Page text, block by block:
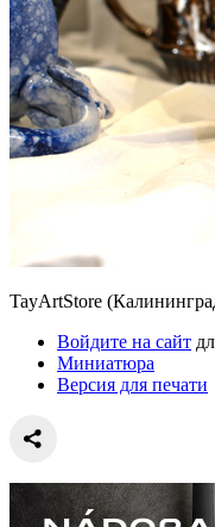
TayArtStore
Войдите на сайт
Миниатюра
Версия для печати